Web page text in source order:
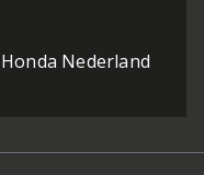
Honda Nederland